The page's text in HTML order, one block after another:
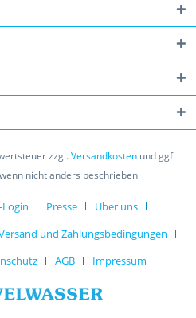
zzgl.Versandkosten und ggf.
nicht anders beschrieben
Presse
Über uns
und Zahlungsbedingungen
AGB Impressum